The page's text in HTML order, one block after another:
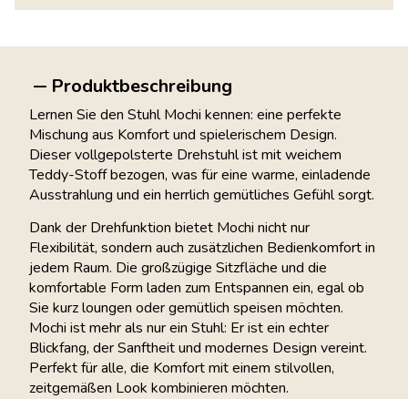
Produktbeschreibung
Lernen Sie den Stuhl Mochi kennen: eine perfekte
Mischung aus Komfort und spielerischem Design.
Dieser vollgepolsterte Drehstuhl ist mit weichem
Teddy-Stoff bezogen, was für eine warme, einladende
Ausstrahlung und ein herrlich gemütliches Gefühl sorgt.
Dank der Drehfunktion bietet Mochi nicht nur
Flexibilität, sondern auch zusätzlichen Bedienkomfort in
jedem Raum. Die großzügige Sitzfläche und die
komfortable Form laden zum Entspannen ein, egal ob
Sie kurz loungen oder gemütlich speisen möchten.
Mochi ist mehr als nur ein Stuhl: Er ist ein echter
Blickfang, der Sanftheit und modernes Design vereint.
Perfekt für alle, die Komfort mit einem stilvollen,
zeitgemäßen Look kombinieren möchten.